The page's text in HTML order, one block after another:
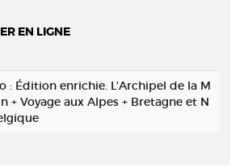
EN LIGNE
: Édition enrichie. L'Archipel de la M
+ Voyage aux Alpes + Bretagne et N